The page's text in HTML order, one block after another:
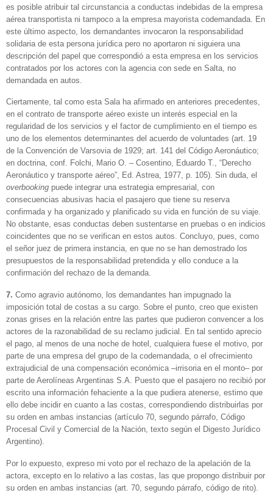
es posible atribuir tal circunstancia a conductas indebidas de la empresa
aérea transportista ni tampoco a la empresa mayorista codemandada. En
este último aspecto, los demandantes invocaron la responsabilidad
solidaria de esta persona jurídica pero no aportaron ni siguiera una
descripción del papel que correspondió a esta empresa en los servicios
contratados por los actores con la agencia con sede en Salta, no
demandada en autos.
Ciertamente, tal como esta Sala ha afirmado en anteriores precedentes,
en el contrato de transporte aéreo existe un interés especial en la
regularidad de los servicios y el factor de cumplimiento en el tiempo es
uno de los elementos determinantes del acuerdo de voluntades (art. 19
de la Convención de Varsovia de 1929; art. 141 del Código Aeronáutico;
en doctrina, conf. Folchi, Mario O. – Cosentino, Eduardo T., “Derecho
Aeronáutico y transporte aéreo”, Ed. Astrea, 1977, p. 105). Sin duda, el
overbooking puede integrar una estrategia empresarial, con
consecuencias abusivas hacia el pasajero que tiene su reserva
confirmada y ha organizado y planificado su vida en función de su viaje.
No obstante, esas conductas deben sustentarse en pruebas o en indicios
coincidentes que no se verifican en estos autos. Concluyo, pues, como
el señor juez de primera instancia, en que no se han demostrado los
presupuestos de la responsabilidad pretendida y ello conduce a la
confirmación del rechazo de la demanda.
7. Como agravio autónomo, los demandantes han impugnado la
imposición total de costas a su cargo. Sobre el punto, creo que existen
zonas grises en la relación entre las partes que pudieron convencer a los
actores de la razonabilidad de su reclamo judicial. En tal sentido aprecio
el pago, al menos de una noche de hotel, cualquiera fuese el motivo, por
parte de una empresa del grupo de la codemandada, o el ofrecimiento
extrajudicial de una compensación económica –irrisoria en el monto– por
parte de Aerolíneas Argentinas S.A. Puesto que el pasajero no recibió por
escrito una información fehaciente a la que pudiera atenerse, estimo que
ello debe incidir en cuanto a las costas, correspondiendo distribuirlas por
su orden en ambas instancias (artículo 70, segundo párrafo, Código
Procesal Civil y Comercial de la Nación, texto según el Digesto Jurídico
Argentino).
Por lo expuesto, expreso mi voto por el rechazo de la apelación de la
actora, excepto en lo relativo a las costas, las que propongo distribuir por
su orden en ambas instancias (art. 70, segundo párrafo, código de rito).